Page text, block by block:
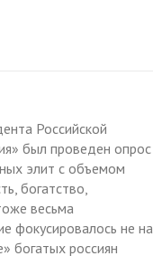
Российской
был проведен опрос
элит с объемом
богатство,
весьма
фокусировалось не на
богатых россиян